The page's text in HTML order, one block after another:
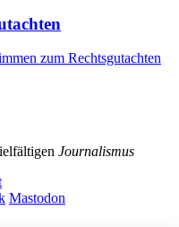
zum Rechtsgutachten
Journalismus
Mastodon